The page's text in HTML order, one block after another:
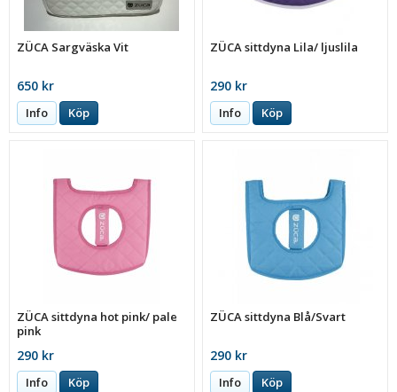
ZÜCA Sargväska Vit
650 kr
Info Köp
ZÜCA sittdyna Lila/ ljuslila
290 kr
Info Köp
ZÜCA sittdyna hot pink/ pale
pink
290 kr
Info Köp
ZÜCA sittdyna Blå/Svart
290 kr
Info Köp